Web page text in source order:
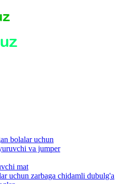
bolalar uchun
va jumper
mat
uchun zarbaga chidamli dubulg'a